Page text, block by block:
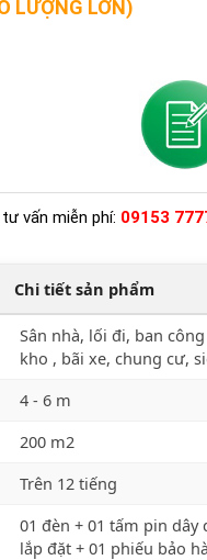
LƯỢNG LỚN)
vấn miễn phí: 09153
Chi tiết sản phẩm
Sân nhà, lối đi, ban
kho , bãi xe, chung cư,
4 - 6 m
200 m2
Trên 12 tiếng
01 đèn + 01 tấm pin dây
lắp đặt + 01 phiếu bảo